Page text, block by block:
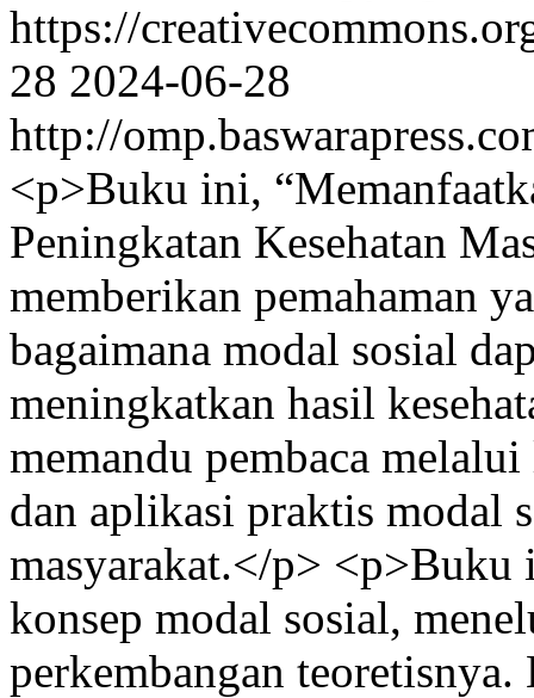
https://
28 2024-06-28
http://
<p>Buku ini,
Peningkatan Kesehatan
memberikan pemahaman
bagaimana modal sosial
meningkatkan hasil
memandu pembaca
dan aplikasi praktis modal
masyarakat.</p>
konsep modal sosial,
perkembangan